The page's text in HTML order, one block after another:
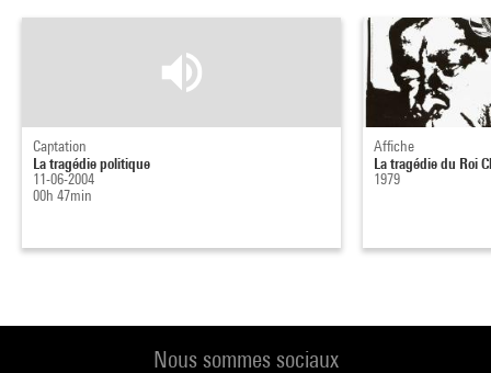
Captation
La tragédie politique
11-06-2004
00h 47min
Affiche
La tragédie du Roi
1979
Nous sommes sociaux